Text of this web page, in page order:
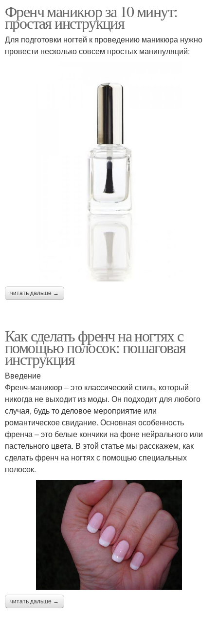
Френч маникюр за 10 минут:
простая инструкция
Для подготовки ногтей к проведению маникюра нужно
провести несколько совсем простых манипуляций:
читать дальше →
Как сделать френч на ногтях с
помощью полосок: пошаговая
инструкция
Введение
Френч-маникюр – это классический стиль, который
никогда не выходит из моды. Он подходит для любого
случая, будь то деловое мероприятие или
романтическое свидание. Основная особенность
френча – это белые кончики на фоне нейрального или
пастельного цвета. В этой статье мы расскажем, как
сделать френч на ногтях с помощью специальных
полосок.
читать дальше →